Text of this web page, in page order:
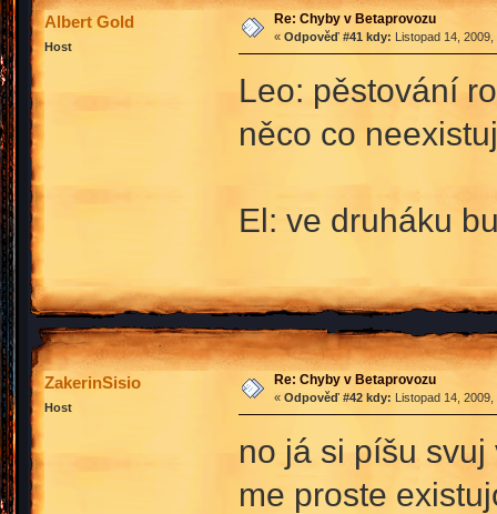
Albert Gold
Host
Re: Chyby v Betaprovozu
« Odpověď #41 kdy: Listopad 14,
Leo: pěstování
něco co
El: ve druháku
ZakerinSisio
Host
Re: Chyby v Betaprovozu
« Odpověď #42 kdy: Listopad 14,
no já si píšu
me proste